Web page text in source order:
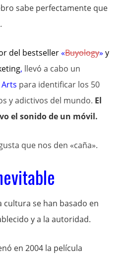
sabe perfectamente que
del bestseller«Buyology»y
, llevó a cabo un
Arts para identificar los 50
y adictivos del mundo. El
el sonido de un móvil.
que nos den «caña».
cultura se han basado en
y a la autoridad.
en 2004 la película